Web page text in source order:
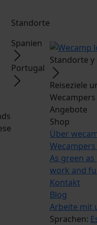
Standorte
Spanien
Portugal
Standorte
Reiseziele
Angebote
Shop
Über
As green
work and
Kontakt
Blog
Arbeite mit
Sprachen: